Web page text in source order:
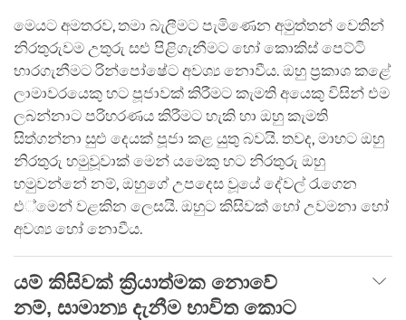
මෙයට අමතරව, තමා බැලීමට පැමිණෙන අමුත්තන් වෙතින්
නිරතුරුවම උතුරු සළු පිළිගැනීමට හෝ කොකිස් පෙට්ටි
භාරගැනීමට රින්පෝෂේට අවශ්‍ය නොවීය. ඔහු ප්‍රකාශ කළේ
ලාමාවරයෙකු හට පූජාවක් කිරීමට කැමති අයෙකු විසින් එම
ලබන්නාට පරිහරණය කිරීමට හැකි හා ඔහු කැමති
සිත්ගන්නා සුළු දෙයක් පූජා කළ යුතු බවයි. තවද, මාහට ඔහු
නිරතුරු හමුවූවාක් මෙන් යමෙකු හට නිරතුරු ඔහු
හමුවන්නේ නම්, ඔහුගේ උපදෙස වූයේ දේවල් රැගෙන
එ්මෙන් වළකින ලෙසයි. ඔහුට කිසිවක් හෝ උවමනා හෝ
අවශ්‍ය හෝ නොවීය.
යම් කිසිවක් ක්‍රියාත්මක නොවේ
නම්, සාමාන්‍ය දැනීම භාවිත කොට